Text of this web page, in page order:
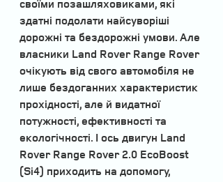
своїми позашляховиками, які
здатні подолати найсуворіші
дорожні та бездорожні умови. Але
власники Land Rover Range Rover
очікують від свого автомобіля не
лише бездоганних характеристик
прохідності, але й видатної
потужності, ефективності та
екологічності. І ось двигун Land
Rover Range Rover 2.0 EcoBoost
(Si4) приходить на допомогу,